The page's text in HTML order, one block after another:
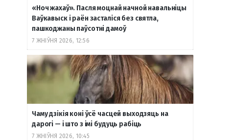
«Ноч жахаў». Пасля моцнай начной навальніцы
Ваўкавыск і раён засталіся без святла,
пашкоджаны паўсотні дамоў
7 ЖНІЎНЯ 2026, 12:56
Чаму дзікія коні ўсё часцей выходзяць на
дарогі — і што з імі будуць рабіць
7 ЖНІЎНЯ 2026, 10:45